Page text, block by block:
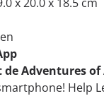
Adventures
Help